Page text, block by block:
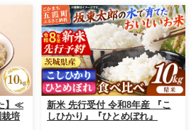
】≪
培
新米 先行受付 令和8年産 『こ
しひかり』『ひとめぼれ』